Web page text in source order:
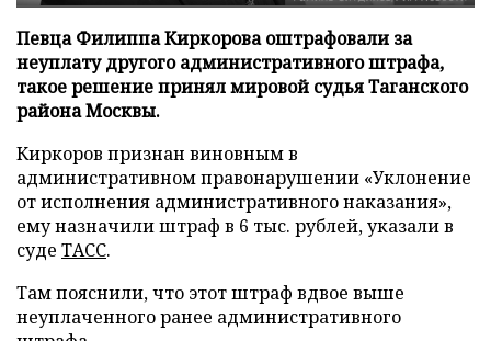
Певца Филиппа Киркорова оштрафовали за
неуплату другого административного штрафа,
такое решение принял мировой судья Таганского
района Москвы.
Киркоров признан виновным в
административном правонарушении «Уклонение
от исполнения административного наказания»,
ему назначили штраф в 6 тыс. рублей, указали в
суде ТАСС.
Там пояснили, что этот штраф вдвое выше
неуплаченного ранее административного